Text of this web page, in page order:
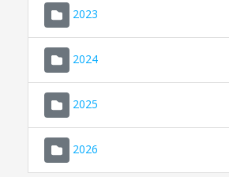
2023
2024
2025
2026